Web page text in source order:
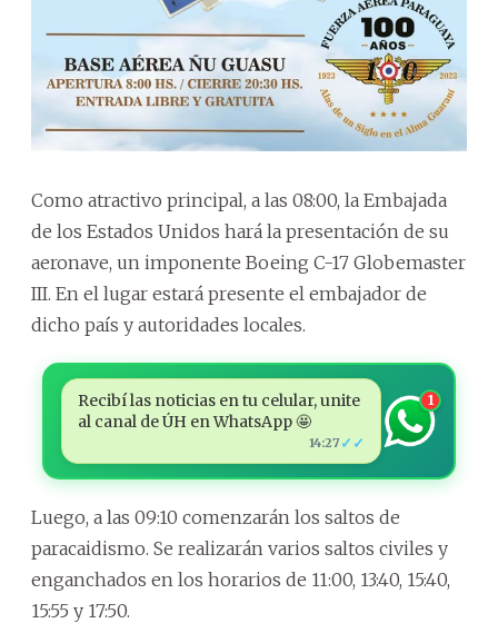
Como atractivo principal, a las 08:00, la Embajada
de los Estados Unidos hará la presentación de su
aeronave, un imponente Boeing C-17 Globemaster
III. En el lugar estará presente el embajador de
dicho país y autoridades locales.
Recibí las noticias en tu celular, unite
al canal de ÚH en WhatsApp 🤩
14:27 ✓✓
1
Luego, a las 09:10 comenzarán los saltos de
paracaidismo. Se realizarán varios saltos civiles y
enganchados en los horarios de 11:00, 13:40, 15:40,
15:55 y 17:50.